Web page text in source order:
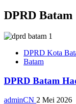
DPRD Batam
DPRD Kota
Batam
DPRD Batam
adminCN 2 Mei 2026